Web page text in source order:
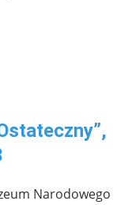
Narodowego